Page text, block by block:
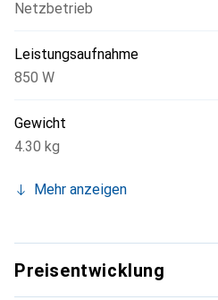
Netzbetrieb
Leistungsaufnahme
850 W
Gewicht
4.30 kg
Mehr anzeigen
Preisentwicklung